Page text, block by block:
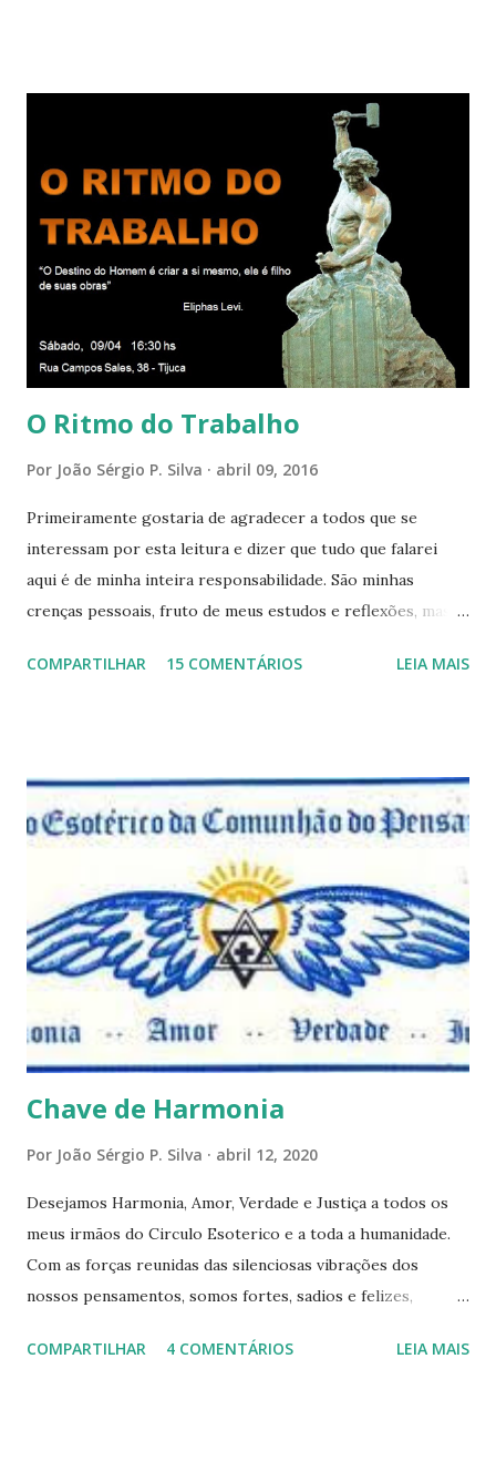
relacionamos e vai se ampliando e tocando os círculos
iluminados daqueles com que cooperamos, formando um
círculo cada vez maior de Paz e Harmonia. CONSAGRAÇÃO
DO APOSENTO Dentro do Círculo Infinito da Divina
Presença que me envolve inteiramente Afirmo: Há uma só
presença aqui: é a presença da Harmonia, que faz vibrar
todos os corações de Felicidade e Alegria. Quem quer que
aqui entre, sentirá as vibrações da Divina Harmonia. Há uma
só presença aqui: é a...
O Ritmo do Trabalho
Por João Sérgio P. Silva abril 09, 2016
Primeiramente gostaria de agradecer a todos que se
interessam por esta leitura e dizer que tudo que falarei
aqui é de minha inteira responsabilidade. São minhas
crenças pessoais, fruto de meus estudos e reflexões, mas
porque nem mesmo eu as tenho desta forma. Eu vos
e talvez contraditória a sua própria visão. Durante todo
este mês estaremos debatendo este tema e gostaríamos de
convida-lo a deixar seus comentários e reflexões no final
do texto clicando em novo comentário e acompanhar as
respostas e sugestões dos demais. Não estranhem o fato
de que teremos mais perguntas do que respostas, mais
reflexões do que formulações prontas, pois as perguntas
parecem contribuir mais para o aprendizado do que as
afirmações. Quem de nós pode de fato afirmar alguma coi...
COMPARTILHAR 15 COMENTÁRIOS LEIA MAIS
Chave de Harmonia
Por João Sérgio P. Silva abril 12, 2020
Desejamos Harmonia, Amor, Verdade e Justiça a todos os
meus irmãos do Circulo Esoterico e a toda a humanidade.
Com as forças reunidas das silenciosas vibrações dos
nossos pensamentos, somos fortes, sadios e felizes,
satisfeitos e em paz com o universo inteiro, e desejanos
COMPARTILHAR 4 COMENTÁRIOS LEIA MAIS